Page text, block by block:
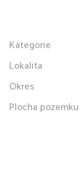
Kategorie
Lokalita
Okres
Plocha pozemku